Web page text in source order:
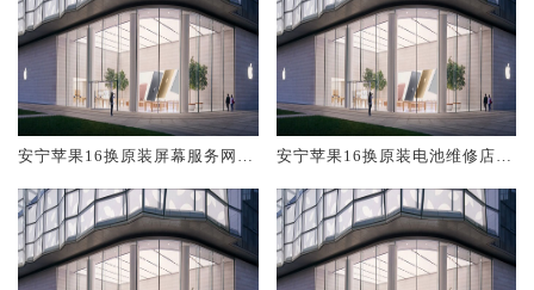
安宁苹果16换原装屏幕服务网点
安宁苹果16换原装电池维修店大